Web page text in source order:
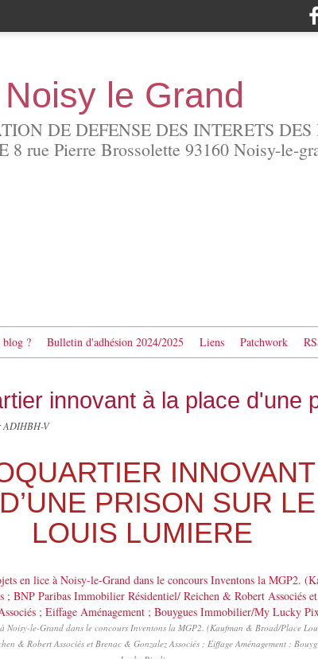
le Grand
DE DEFENSE DES INTERETS
8 rue Pierre Brossolette 93160 Noisy-le-
blog ? Bulletin d'adhésion 2024/2025 Liens Patchwork
innovant à la place d'une
ADIHBH-V
PRISON SUR
LOUIS LUMIERE
Noisy-le-Grand dans le concours Inventons la MGP2. (Kaufman & Broad/Place
& Robert Associés et Brenac & Gonzalez Associés ; Eiffage Aménagement ;